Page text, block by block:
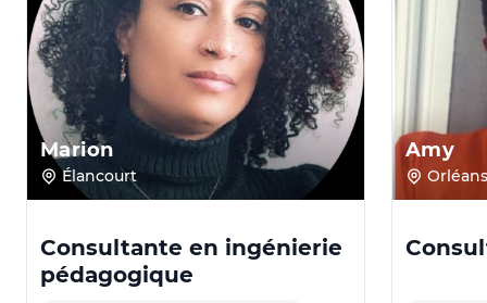
Marion
Élancourt
Consultante en ingénierie
pédagogique
Amy
Orléans